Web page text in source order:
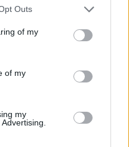
Outs
of my
of my
my
ed In Ucraina ma
possono ammazzare
e distruzione dove gli